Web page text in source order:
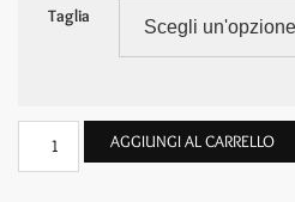
Taglia
AGGIUNGI AL CARRELLO